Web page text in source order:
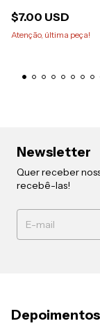
$7.00 USD
Atenção, última peça!
Newsletter
Quer receber
recebê-las!
Depoimentos